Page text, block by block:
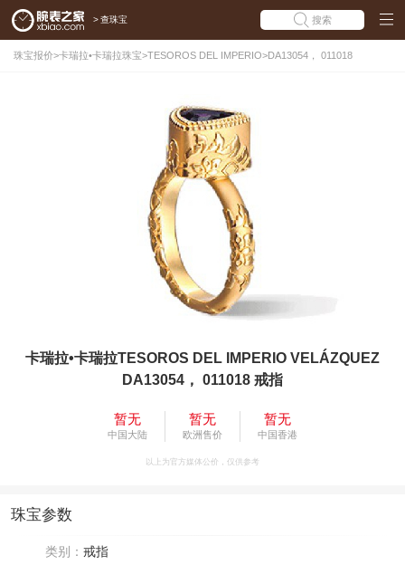
> 查珠宝 搜索
珠宝报价>卡瑞拉•卡瑞拉珠宝>TESOROS DEL IMPERIO>DA13054， 011018
卡瑞拉•卡瑞拉TESOROS DEL IMPERIO VELÁZQUEZ
DA13054， 011018 戒指
暂无
中国大陆
暂无
欧洲售价
暂无
中国香港
以上为官方媒体公价，仅供参考
珠宝参数
类别： 戒指